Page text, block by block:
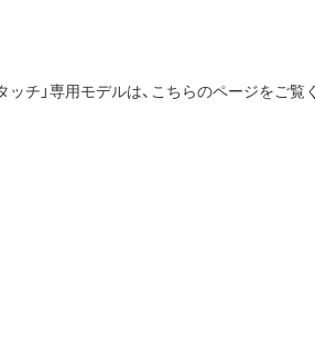
ッチ」専用モデルは、こちらのページをご覧